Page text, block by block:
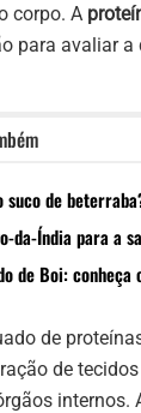
corpo. A
para avaliar
suco de
da-Índia para a
de Boi: conheça
de
de
internos.